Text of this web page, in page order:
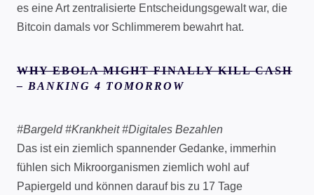
es eine Art zentralisierte Entscheidungsgewalt war, die
Bitcoin damals vor Schlimmerem bewahrt hat.
WHY EBOLA MIGHT FINALLY KILL CASH
– BANKING 4 TOMORROW
#Bargeld #Krankheit #Digitales Bezahlen
Das ist ein ziemlich spannender Gedanke, immerhin
fühlen sich Mikroorganismen ziemlich wohl auf
Papiergeld und können darauf bis zu 17 Tage